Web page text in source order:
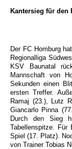
Kantersieg für den
Der FC Homburg
Regionalliga
KSV Baunatal
Mannschaft von
Sekunden einen
ersten Treffer.
Ramaj (23.), Lutz
Giancarlo Pinna
Durch den Sieg
Tabellenspitze. Für
Spiel (17. Platz).
von Trainer Tobias